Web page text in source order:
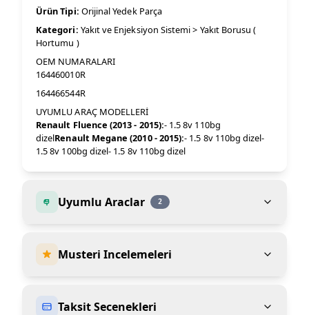
Ürün Tipi: Orijinal Yedek Parça
Kategori: Yakıt ve Enjeksiyon Sistemi > Yakıt Borusu (
Hortumu )
OEM NUMARALARI
164460010R
164466544R
UYUMLU ARAÇ MODELLERİ
Renault Fluence (2013 - 2015):- 1.5 8v 110bg
dizelRenault Megane (2010 - 2015):- 1.5 8v 110bg dizel-
1.5 8v 100bg dizel- 1.5 8v 110bg dizel
Uyumlu Araclar 2
Musteri Incelemeleri
Taksit Secenekleri